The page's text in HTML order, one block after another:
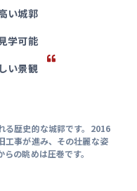
い城郭
学可能
い景観
る歴史的な城郭です。2016
工事が進み、その壮麗な姿
の眺めは圧巻です。